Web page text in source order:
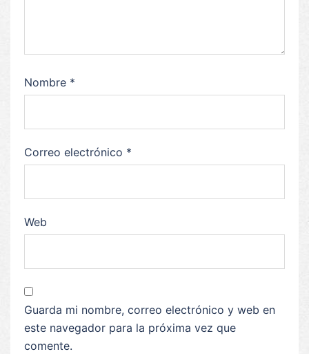
Nombre *
Correo electrónico *
Web
Guarda mi nombre, correo electrónico y web en
este navegador para la próxima vez que
comente.